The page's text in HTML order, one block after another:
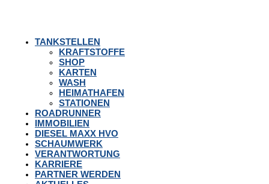
TANKSTELLEN
KRAFTSTOFFE
SHOP
KARTEN
WASH
HEIMATHAFEN
STATIONEN
ROADRUNNER
IMMOBILIEN
DIESEL MAXX HVO
SCHAUMWERK
VERANTWORTUNG
KARRIERE
PARTNER WERDEN